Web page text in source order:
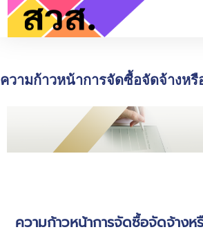
ความก้าวหน้าการจัดซื้อจัดจ้างห
ความก้าวหน้าการจัดซื้อจัดจ้าง